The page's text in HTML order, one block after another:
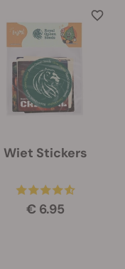
Wiet Stickers
€ 6.95